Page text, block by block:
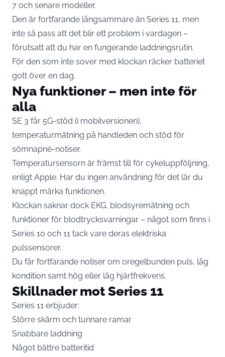
7 och senare modeller.
Den är fortfarande långsammare än Series 11, men
inte så pass att det blir ett problem i vardagen –
förutsatt att du har en fungerande laddningsrutin.
För den som inte sover med klockan räcker batteriet
gott över en dag.
Nya funktioner – men inte för
alla
SE 3 får 5G-stöd (i mobilversionen),
temperaturmätning på handleden och stöd för
sömnapné-notiser.
Temperatursensorn är främst till för cykel­uppföljning,
enligt Apple. Har du ingen användning för det lär du
knappt märka funktionen.
Klockan saknar dock EKG, blodsyremätning och
funktioner för blodtrycksvarningar – något som finns i
Series 10 och 11 tack vare deras elektriska
pulssensorer.
Du får fortfarande notiser om oregelbunden puls, låg
kondition samt hög eller låg hjärtfrekvens.
Skillnader mot Series 11
Series 11 erbjuder:
Större skärm och tunnare ramar
Snabbare laddning
Något bättre batteritid